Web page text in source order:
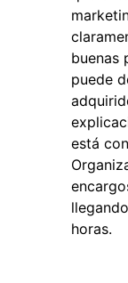
buenas
puede
está
horas.